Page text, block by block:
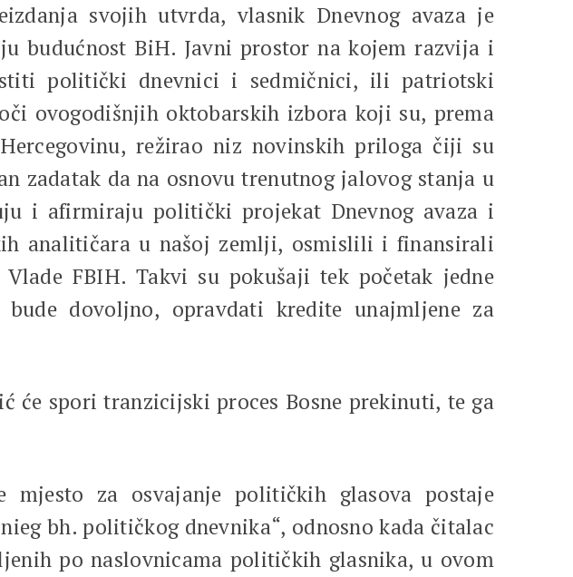
svojih utvrda, vlasnik Dnevnog avaza je
budućnost BiH. Javni prostor na kojem razvija i
politički dnevnici i sedmičnici, ili patriotski
ovogodišnjih oktobarskih izbora koji su, prema
režirao niz novinskih priloga čiji su
zadatak da na osnovu trenutnog jalovog stanja u
i afirmiraju politički projekat Dnevnog avaza i
analitičara u našoj zemlji, osmislili i finansirali
FBIH. Takvi su pokušaji tek početak jedne
dovoljno, opravdati kredite unajmljene za
će spori tranzicijski proces Bosne prekinuti, te ga
za osvajanje političkih glasova postaje
bh. političkog dnevnika“, odnosno kada čitalac
po naslovnicama političkih glasnika, u ovom